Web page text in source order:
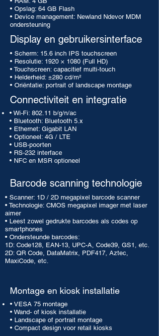
• Opslag: 64 GB Flash
• Device management: Newland Ndevor MDM
ondersteuning
Display en gebruikersinterface
• Scherm: 15.6 inch IPS touchscreen
• Resolutie: 1920 × 1080 (Full HD)
• Touchscreen: capacitief multi-touch
• Helderheid: ±280 cd/m²
• Oriëntatie: portrait of landscape montage
Connectiviteit en integratie
• Wi-Fi: 802.11 b/g/n/ac
• Bluetooth: Bluetooth 5.x
• Ethernet: Gigabit LAN
• Optioneel: 4G / LTE
• USB-poorten
• RS-232 interface
• NFC en MSR optioneel
Barcode scanning technologie
• Scanner: 1D / 2D megapixel barcode scanner
• Technologie: CMOS megapixel imager met laser
aimer
• Leest zowel gedrukte barcodes als codes op
smartphones
• Ondersteunde barcodes:
1D: Code128, EAN-13, UPC-A, Code39, GS1, etc.
2D: QR Code, DataMatrix, PDF417, Aztec,
MaxiCode, etc.
Montage en kiosk installatie
• VESA 75 montage
• Wand- of kiosk installatie
• Landscape of portrait montage
• Compact design voor retail kiosks